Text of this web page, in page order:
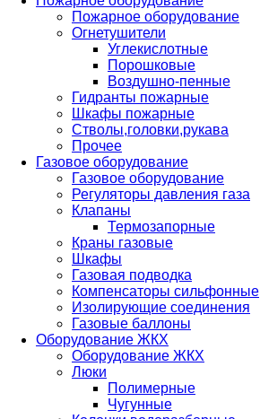
Пожарное оборудование
Огнетушители
Углекислотные
Порошковые
Воздушно-пенные
Гидранты пожарные
Шкафы пожарные
Стволы,головки,рукава
Прочее
Газовое оборудование
Газовое оборудование
Регуляторы давления газа
Клапаны
Термозапорные
Краны газовые
Шкафы
Газовая подводка
Компенсаторы сильфонные
Изолирующие соединения
Газовые баллоны
Оборудование ЖКХ
Оборудование ЖКХ
Люки
Полимерные
Чугунные